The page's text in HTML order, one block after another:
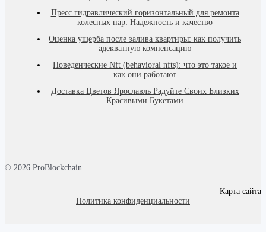
Пресс гидравлический горизонтальный для ремонта
колесных пар: Надежность и качество
Оценка ущерба после залива квартиры: как получить
адекватную компенсацию
Поведенческие Nft (behavioral nfts): что это такое и
как они работают
Доставка Цветов Ярославль Радуйте Своих Близких
Красивыми Букетами
© 2026 ProBlockchain
Карта сайта
Политика конфиденциальности